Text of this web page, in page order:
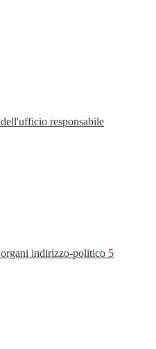
responsabile
indirizzo-politico 5